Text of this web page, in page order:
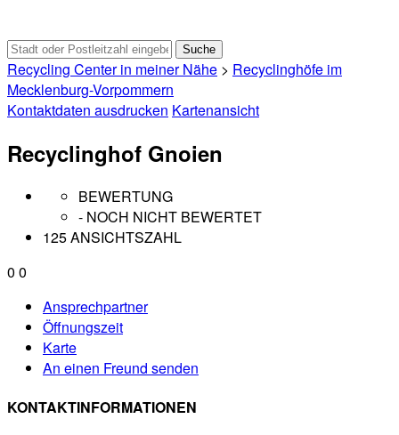
Recycling Center in meiner Nähe > Recyclinghöfe im
Mecklenburg-Vorpommern
Kontaktdaten ausdrucken Kartenansicht
Recyclinghof Gnoien
BEWERTUNG
- NOCH NICHT BEWERTET
125 ANSICHTSZAHL
0 0
Ansprechpartner
Öffnungszeit
Karte
An einen Freund senden
KONTAKTINFORMATIONEN